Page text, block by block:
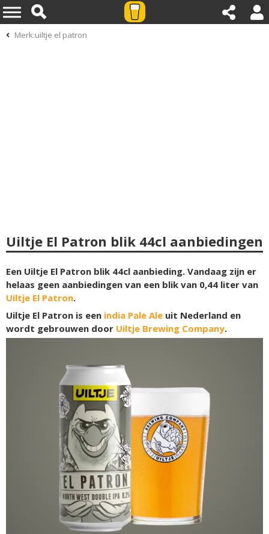
Merk:uiltje el patron
Uiltje El Patron blik 44cl aanbiedingen
Een Uiltje El Patron blik 44cl aanbieding. Vandaag zijn er
helaas geen aanbiedingen van een blik van 0,44 liter van
Uiltje El Patron.
Uiltje El Patron is een india Pale Ale uit Nederland en
wordt gebrouwen door Uiltje Brewing Company.